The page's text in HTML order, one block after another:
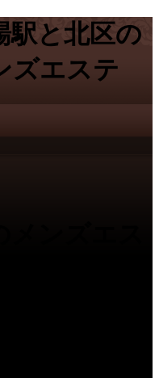
駅と北区の
ズエステ